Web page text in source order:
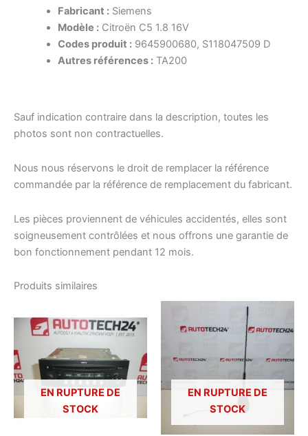
Fabricant :Siemens
Modèle :Citroën C5 1.8 16V
Codes produit :9645900680, S118047509 D
Autres références :TA200
Sauf indication contraire dans la description, toutes les
photos sont non contractuelles.
Nous nous réservons le droit de remplacer la référence
commandée par la référence de remplacement du fabricant.
Les pièces proviennent de véhicules accidentés, elles sont
soigneusement contrôlées et nous offrons une garantie de
bon fonctionnement pendant 12 mois.
Produits similaires
EN RUPTURE DE
STOCK
EN RUPTURE DE
STOCK